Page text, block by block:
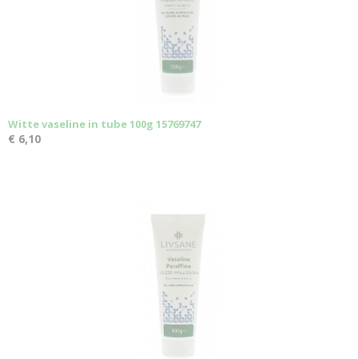
Witte vaseline in tube 100g 15769747
€ 6,10